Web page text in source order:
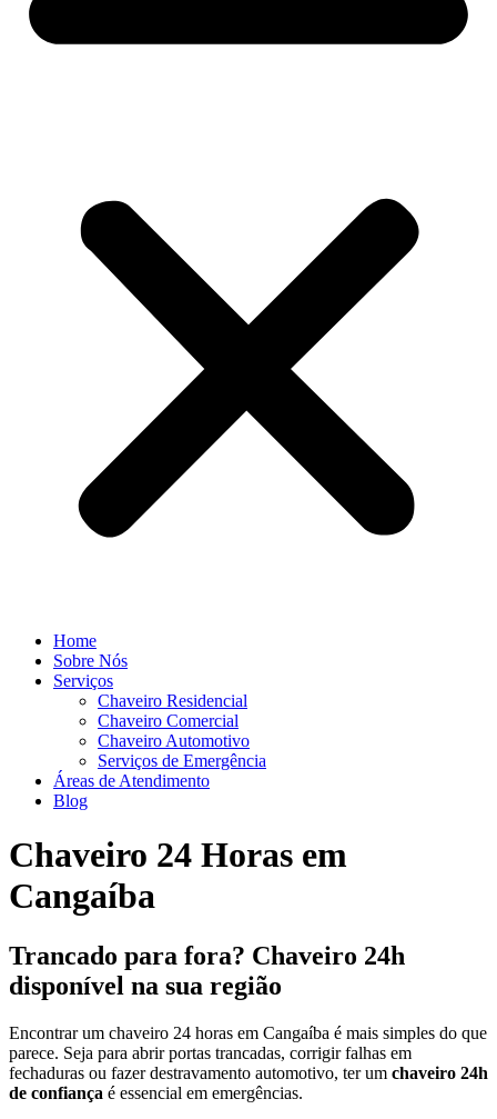
Home
Sobre Nós
Serviços
Chaveiro Residencial
Chaveiro Comercial
Chaveiro Automotivo
Serviços de Emergência
Áreas de Atendimento
Blog
Chaveiro 24 Horas em
Cangaíba
Trancado para fora? Chaveiro 24h
disponível na sua região
Encontrar um chaveiro 24 horas em Cangaíba é mais simples do que
parece. Seja para abrir portas trancadas, corrigir falhas em
fechaduras ou fazer destravamento automotivo, ter um chaveiro 24h
de confiança é essencial em emergências.